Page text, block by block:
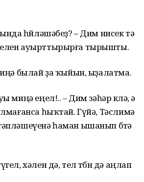
һөйләшәбеҙ? – Дим нисек тә
ауырттырырға тырышты.
былай ҙа ҡыйын, ыҙалатма.
миңә еңел!.. – Дим зәһәр көлә, ә
һыҡтай. Гүйә, Тәслимә
һаман ышанып бөтә
хәлен дә, тел төбөн дә аңлап